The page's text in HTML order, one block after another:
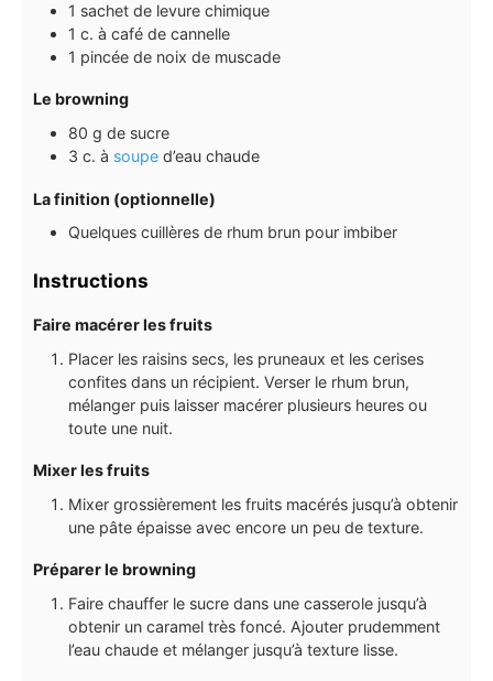
1 sachet de levure chimique
1 c. à café de cannelle
1 pincée de noix de muscade
Le browning
80 g de sucre
3 c. à soupe d’eau chaude
La finition (optionnelle)
Quelques cuillères de rhum brun pour imbiber
Instructions
Faire macérer les fruits
Placer les raisins secs, les pruneaux et les cerises
confites dans un récipient. Verser le rhum brun,
mélanger puis laisser macérer plusieurs heures ou
toute une nuit.
Mixer les fruits
Mixer grossièrement les fruits macérés jusqu’à obtenir
une pâte épaisse avec encore un peu de texture.
Préparer le browning
Faire chauffer le sucre dans une casserole jusqu’à
obtenir un caramel très foncé. Ajouter prudemment
l’eau chaude et mélanger jusqu’à texture lisse.